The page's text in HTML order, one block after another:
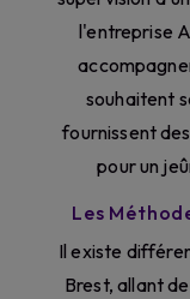
l'entreprise
souhaitent
fournissent
pour un
Les
Il existe
Brest, allant